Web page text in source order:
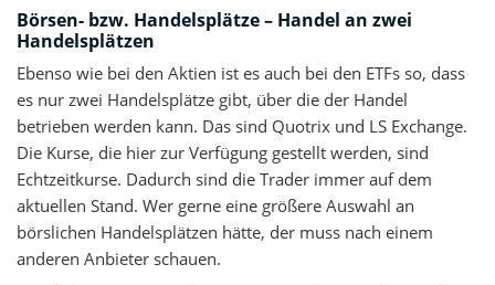
Börsen- bzw. Handelsplätze – Handel an zwei
Handelsplätzen
Ebenso wie bei den Aktien ist es auch bei den ETFs so, dass
es nur zwei Handelsplätze gibt, über die der Handel
betrieben werden kann. Das sind Quotrix und LS Exchange.
Die Kurse, die hier zur Verfügung gestellt werden, sind
Echtzeitkurse. Dadurch sind die Trader immer auf dem
aktuellen Stand. Wer gerne eine größere Auswahl an
börslichen Handelsplätzen hätte, der muss nach einem
anderen Anbieter schauen.